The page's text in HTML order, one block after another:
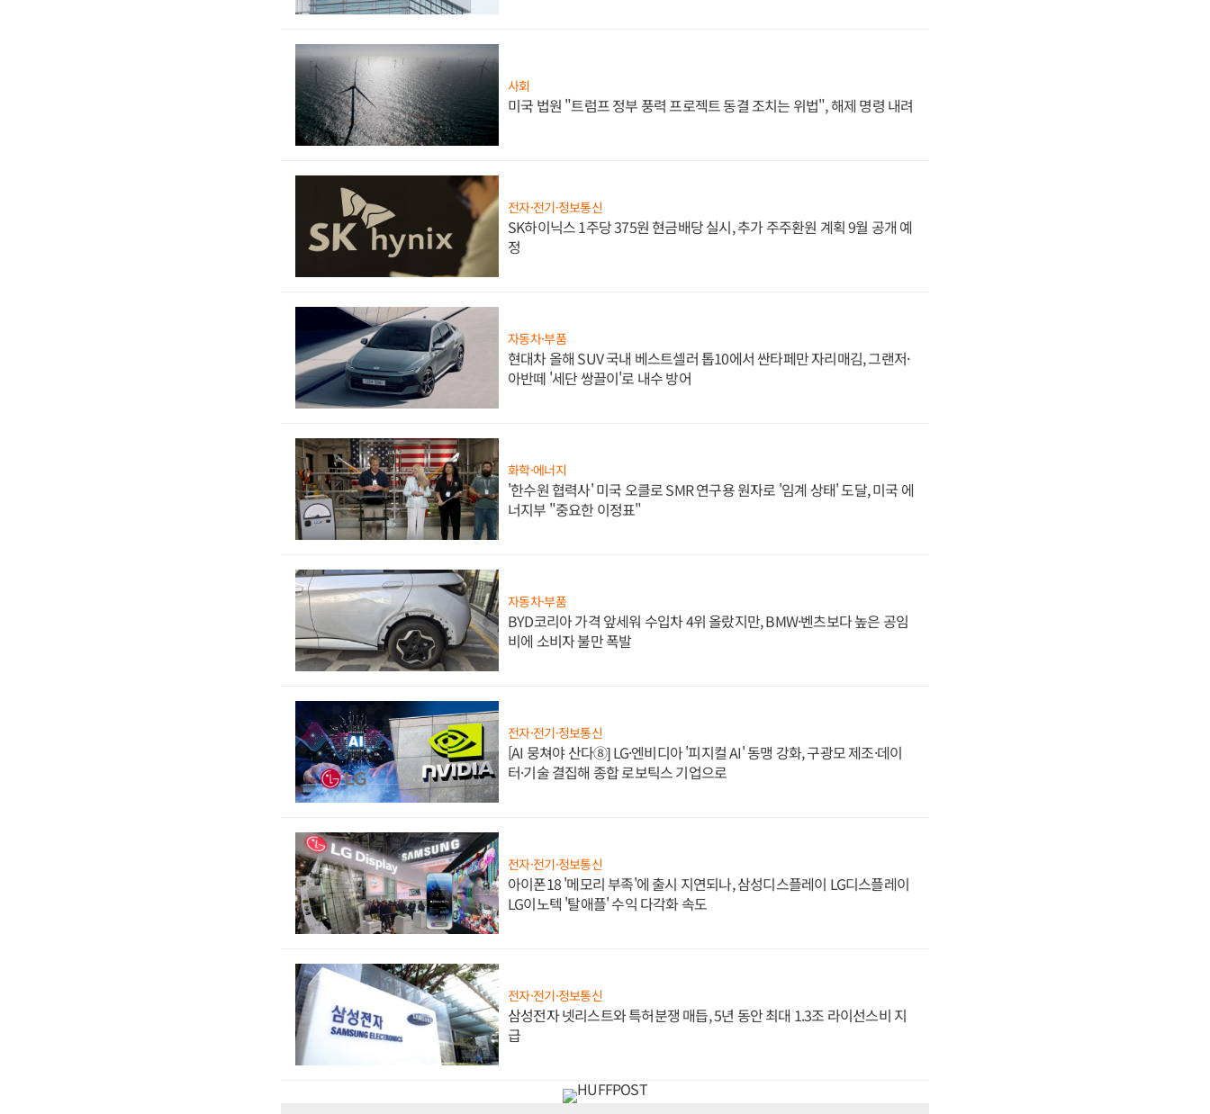
사회
미국 법원 "트럼프 정부 풍력 프로젝트 동결 조치는 위법", 해제 명령 내려
전자·전기·정보통신
SK하이닉스 1주당 375원 현금배당 실시, 추가 주주환원 계획 9월 공개 예
정
자동차·부품
현대차 올해 SUV 국내 베스트셀러 톱10에서 싼타페만 자리매김, 그랜저·
아반떼 '세단 쌍끌이'로 내수 방어
화학·에너지
'한수원 협력사' 미국 오클로 SMR 연구용 원자로 '임계 상태' 도달, 미국 에
너지부 "중요한 이정표"
자동차·부품
BYD코리아 가격 앞세워 수입차 4위 올랐지만, BMW·벤츠보다 높은 공임
비에 소비자 불만 폭발
전자·전기·정보통신
[AI 뭉쳐야 산다⑧] LG·엔비디아 '피지컬 AI' 동맹 강화, 구광모 제조·데이
터·기술 결집해 종합 로보틱스 기업으로
전자·전기·정보통신
아이폰18 '메모리 부족'에 출시 지연되나, 삼성디스플레이 LG디스플레이
LG이노텍 '탈애플' 수익 다각화 속도
전자·전기·정보통신
삼성전자 넷리스트와 특허분쟁 매듭, 5년 동안 최대 1.3조 라이선스비 지
급